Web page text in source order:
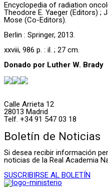
Encyclopedia of radiation
Theodore E. Yaeger (Editors) ;
Mose (Co-Editors).
Berlin : Springer, 2013.
xxviii, 986 p. : il. ; 27 cm.
Donado por Luther W. Brady
Calle Arrieta 12
28013 Madrid
Telf. +34 91 547 03 18
Boletín de Noticias
Si desea recibir información
noticias de la Real Academia
SUSCRIBIRSE AL BOLETÍN